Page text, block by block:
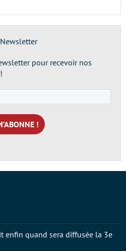
Newsletter
pour recevoir nos
e-
mail
*
enfin quand sera diffusée la 3e